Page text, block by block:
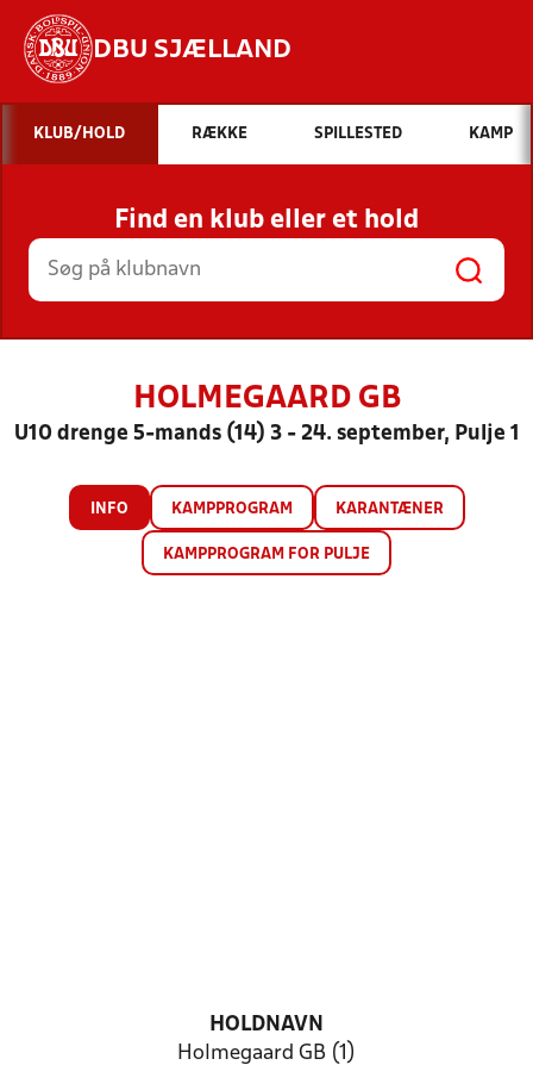
DBU SJÆLLAND
Hvad vil du søge efter?
INDHOLD OG NYHEDER
STILLINGER, RESULTATER, KLUBBER OG
HOLD
KLUB/HOLD RÆKKE SPILLESTED KAMP
Find en klub eller et hold
HOLMEGAARD GB
U10 drenge 5-mands (14) 3 - 24. september, Pulje 1
INFO KAMPPROGRAM KARANTÆNER
KAMPPROGRAM FOR PULJE
HOLDNAVN
Holmegaard GB (1)